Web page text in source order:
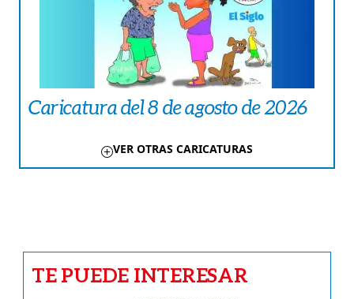
Caricatura del 8 de agosto de 2026
VER OTRAS CARICATURAS
Drones atacan a policías tras la llegada
de Abelardo de la Espriella al poder